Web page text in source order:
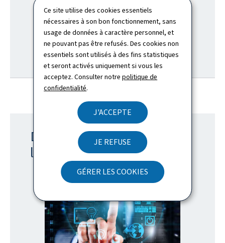
Ce site utilise des cookies essentiels
nécessaires à son bon fonctionnement, sans
usage de données à caractère personnel, et
ne pouvant pas être refusés. Des cookies non
essentiels sont utilisés à des fins statistiques
et seront activés uniquement si vous les
acceptez. Consulter notrepolitique de
confidentialité.
J'ACCEPTE
JE REFUSE
GÉRER LES COOKIES
Découvrez le Portail de
l'interoperabilité